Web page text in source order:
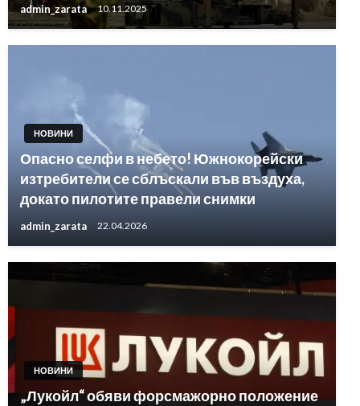
admin_zarata 10.11.2025
НОВИНИ
Опасно селфи в небето! Южнокорейски
изтребители се сблъскали във въздуха,
докато пилотите правели снимки
admin_zarata 22.04.2026
НОВИНИ
„Лукойл“ обяви форсмажорно положение